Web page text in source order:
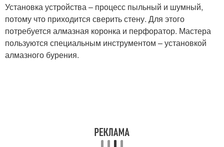
Установка устройства – процесс пыльный и шумный,
потому что приходится сверить стену. Для этого
потребуется алмазная коронка и перфоратор. Мастера
пользуются специальным инструментом – установкой
алмазного бурения.